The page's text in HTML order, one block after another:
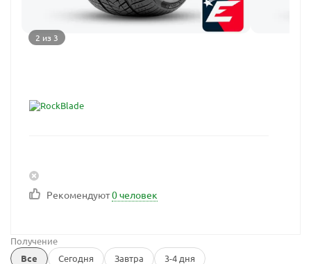
2 из 3
Рекомендуют0 человек
Получение
Все
Сегодня Завтра 3-4 дня